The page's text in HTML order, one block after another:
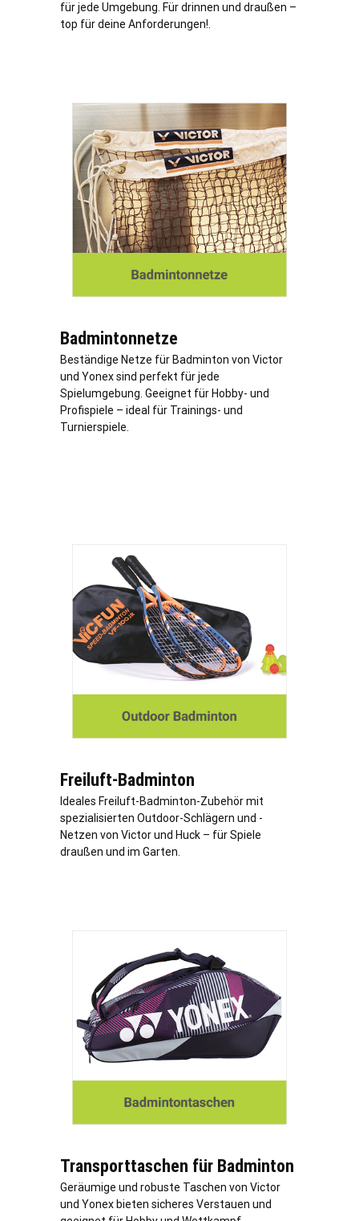
für jede Umgebung. Für drinnen und draußen –
top für deine Anforderungen!.
Badmintonnetze
Beständige Netze für Badminton von Victor
und Yonex sind perfekt für jede
Spielumgebung. Geeignet für Hobby- und
Profispiele – ideal für Trainings- und
Turnierspiele.
Freiluft-Badminton
Ideales Freiluft-Badminton-Zubehör mit
spezialisierten Outdoor-Schlägern und -
Netzen von Victor und Huck – für Spiele
draußen und im Garten.
Transporttaschen für Badminton
Geräumige und robuste Taschen von Victor
und Yonex bieten sicheres Verstauen und